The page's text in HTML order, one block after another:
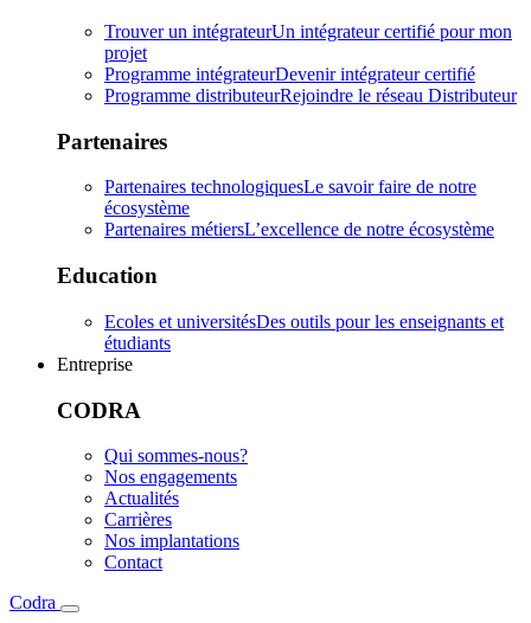
Trouver un intégrateurUn intégrateur certifié pour mon
projet
Programme intégrateurDevenir intégrateur certifié
Programme distributeurRejoindre le réseau Distributeur
Partenaires
Partenaires technologiquesLe savoir faire de notre
écosystème
Partenaires métiersL’excellence de notre écosystème
Education
Ecoles et universitésDes outils pour les enseignants et
étudiants
Entreprise
CODRA
Qui sommes-nous?
Nos engagements
Actualités
Carrières
Nos implantations
Contact
Codra